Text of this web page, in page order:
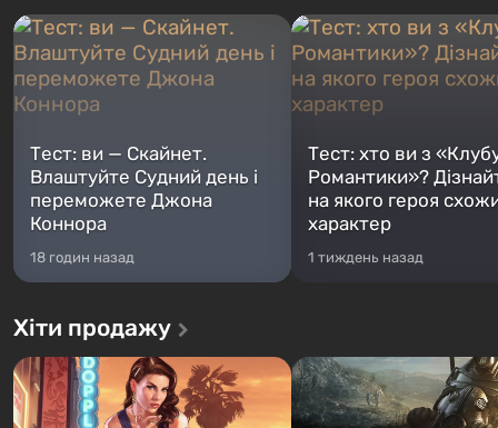
Тест: ви — Скайнет.
Влаштуйте Судний день і
переможете Джона
Коннора
18 годин назад
Тест: хто ви з
Романтики»?
на якого героя
характер
1 тиждень назад
Хіти продажу